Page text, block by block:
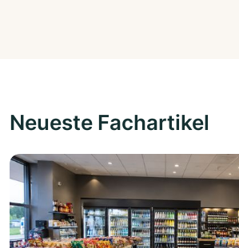
Neueste Fachartikel